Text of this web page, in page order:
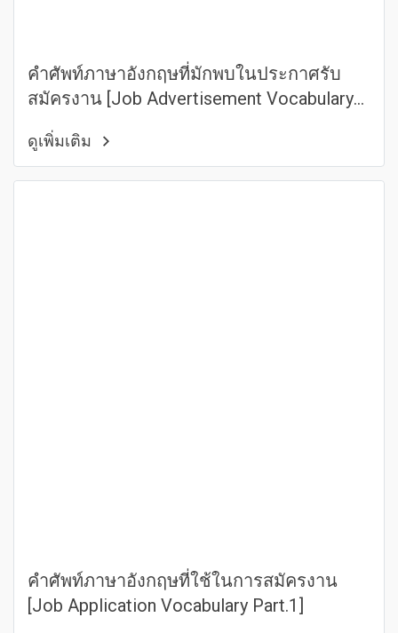
คำศัพท์ภาษาอังกฤษที่มักพบในประกาศรับ
สมัครงาน [Job Advertisement Vocabulary
ดูเพิ่มเติม
คำศัพท์ภาษาอังกฤษที่ใช้ในการสมัครงาน
[Job Application Vocabulary Part.1]